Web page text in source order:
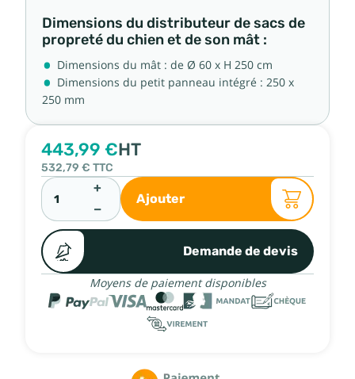
Dimensions du distributeur de sacs de
propreté du chien et de son mât :
Dimensions du mât : de Ø 60 x H 250 cm
Dimensions du petit panneau intégré : 250 x
250 mm
443,99 €HT
532,79 € TTC
+
−
Ajouter
Demande de devis
Moyens de paiement disponibles